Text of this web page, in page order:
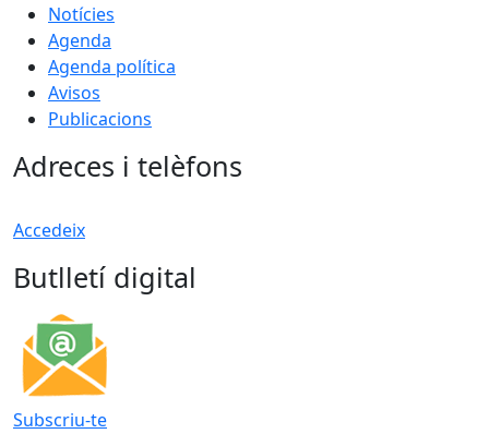
Notícies
Agenda
Agenda política
Avisos
Publicacions
Adreces i telèfons
Accedeix
Butlletí digital
Subscriu-te